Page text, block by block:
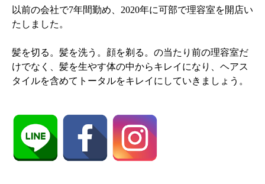
以前の会社で7年間勤め、2020年に可部で理容室を開店い
たしました。
髪を切る。髪を洗う。顔を剃る。の当たり前の理容室だ
けでなく、髪を生やす体の中からキレイになり、ヘアス
タイルを含めてトータルをキレイにしていきましょう。